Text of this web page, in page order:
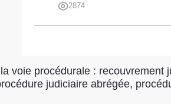
2874
voie procédurale : recouvrement
judiciaire abrégée,